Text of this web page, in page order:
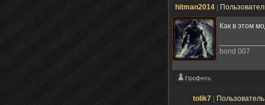
hitman2014
Как в этом
bond 007
tolik7